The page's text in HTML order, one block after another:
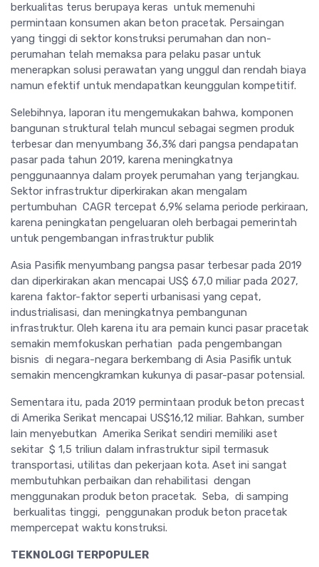
berkualitas terus berupaya keras untuk memenuhi
permintaan konsumen akan beton pracetak. Persaingan
yang tinggi di sektor konstruksi perumahan dan non-
perumahan telah memaksa para pelaku pasar untuk
menerapkan solusi perawatan yang unggul dan rendah biaya
namun efektif untuk mendapatkan keunggulan kompetitif.
Selebihnya, laporan itu mengemukakan bahwa, komponen
bangunan struktural telah muncul sebagai segmen produk
terbesar dan menyumbang 36,3% dari pangsa pendapatan
pasar pada tahun 2019, karena meningkatnya
penggunaannya dalam proyek perumahan yang terjangkau.
Sektor infrastruktur diperkirakan akan mengalam
pertumbuhan CAGR tercepat 6,9% selama periode perkiraan,
karena peningkatan pengeluaran oleh berbagai pemerintah
untuk pengembangan infrastruktur publik
Asia Pasifik menyumbang pangsa pasar terbesar pada 2019
dan diperkirakan akan mencapai US$ 67,0 miliar pada 2027,
karena faktor-faktor seperti urbanisasi yang cepat,
industrialisasi, dan meningkatnya pembangunan
infrastruktur. Oleh karena itu ara pemain kunci pasar pracetak
semakin memfokuskan perhatian pada pengembangan
bisnis di negara-negara berkembang di Asia Pasifik untuk
semakin mencengkramkan kukunya di pasar-pasar potensial.
Sementara itu, pada 2019 permintaan produk beton precast
di Amerika Serikat mencapai US$16,12 miliar. Bahkan, sumber
lain menyebutkan Amerika Serikat sendiri memiliki aset
sekitar $ 1,5 triliun dalam infrastruktur sipil termasuk
transportasi, utilitas dan pekerjaan kota. Aset ini sangat
membutuhkan perbaikan dan rehabilitasi dengan
menggunakan produk beton pracetak. Seba, di samping
berkualitas tinggi, penggunakan produk beton pracetak
mempercepat waktu konstruksi.
TEKNOLOGI TERPOPULER